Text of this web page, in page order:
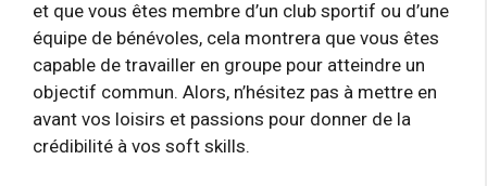
et que vous êtes membre d’un club sportif ou d’une
équipe de bénévoles, cela montrera que vous êtes
capable de travailler en groupe pour atteindre un
objectif commun. Alors, n’hésitez pas à mettre en
avant vos loisirs et passions pour donner de la
crédibilité à vos soft skills.